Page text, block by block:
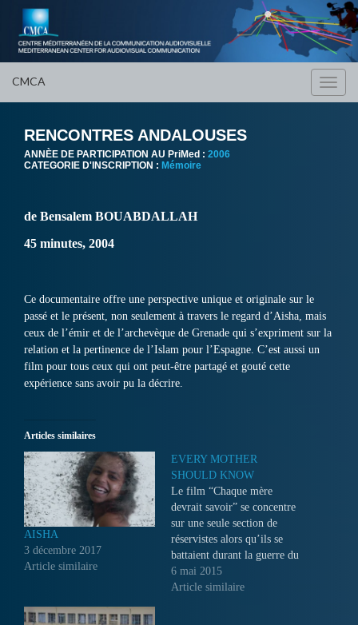
CMCA
RENCONTRES ANDALOUSES
ANNÈE DE PARTICIPATION AU PriMed : 2006
CATEGORIE D'INSCRIPTION : Mémoire
de Bensalem BOUABDALLAH
45 minutes, 2004
Ce documentaire offre une perspective unique et originale sur le
passé et le présent, non seulement à travers le regard d’Aisha, mais
ceux de l’émir et de l’archevèque de Grenade qui s’expriment sur la
relation et la pertinence de l’Islam pour l’Espagne. C’est aussi un
film pour tous ceux qui ont peut-être partagé et gouté cette
expérience sans avoir pu la décrire.
Articles similaires
AISHA
3 décembre 2017
Article similaire
EVERY MOTHER
SHOULD KNOW
Le film “Chaque mère
devrait savoir” se concentre
sur une seule section de
réservistes alors qu’ils se
battaient durant la guerre du
Liban en été 2006.
L’histoire de cette section
6 mai 2015
Article similaire